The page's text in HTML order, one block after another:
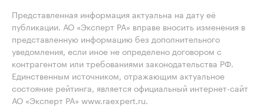
Представленная информация актуальна на дату её
публикации. АО «Эксперт РА» вправе вносить изменения в
представленную информацию без дополнительного
уведомления, если иное не определено договором с
контрагентом или требованиями законодательства РФ.
Единственным источником, отражающим актуальное
состояние рейтинга, является официальный интернет-сайт
АО «Эксперт РА» www.raexpert.ru.